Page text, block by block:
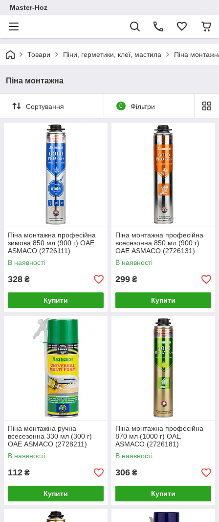
Master-Hoz
Товари Піни, герметики, клеї, мастила Піна
Піна монтажна
Сортування 0 Фільтри
Піна монтажна професійна
зимова 850 мл (900 г) ОАЕ
ASMACO (2726111)
В наявності
328 ₴
Купити
Піна монтажна професійна
всесезонна 850 мл (900 г)
ОАЕ ASMACO (2726131)
В наявності
299 ₴
Купити
Піна монтажна ручна
всесезонна 330 мл (300 г)
ОАЕ ASMACO (2728211)
В наявності
112 ₴
Купити
Піна монтажна професійна
870 мл (1000 г) ОАЕ
ASMACO (2726181)
В наявності
306 ₴
Купити